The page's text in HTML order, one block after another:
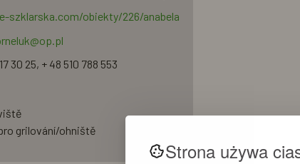
Strona używa
szklarska.com/obiekty/226/anabela
30 25, + 48 510 788 553
grilování/ohniště